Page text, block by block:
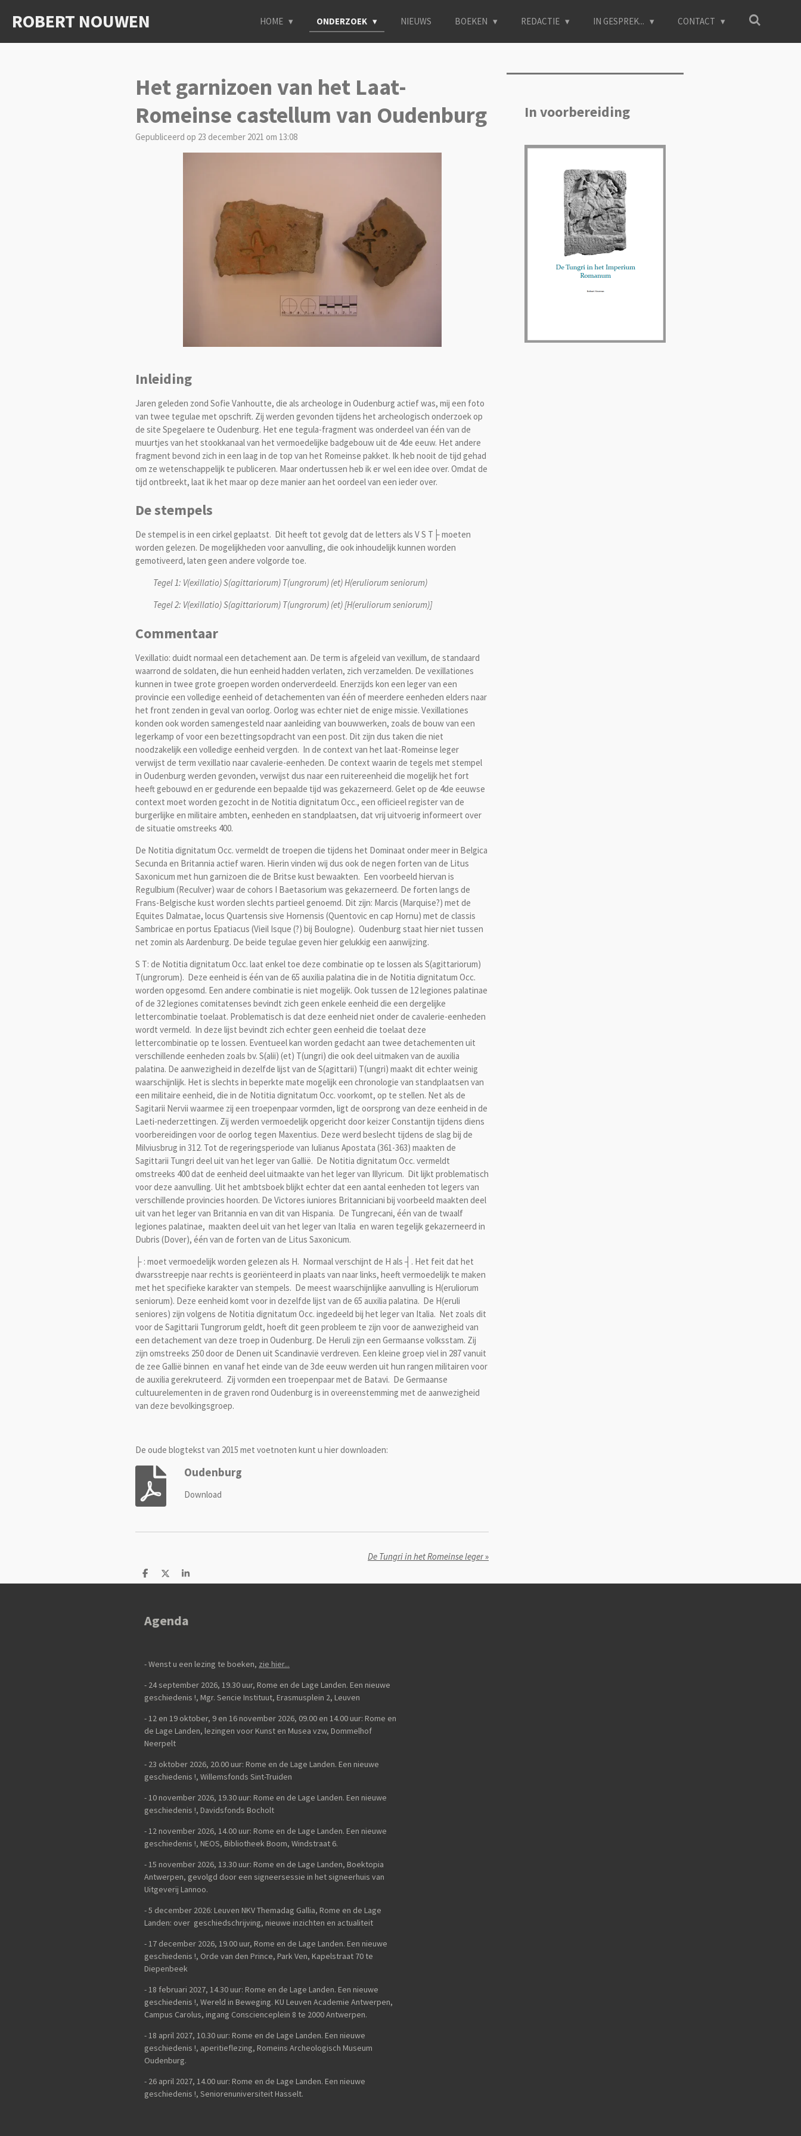
direct
ROBERT NOUWEN HOME ONDERZOEK NIEUWS BOEKEN REDACTIE IN GESPREK... CONTACT
Het garnizoen van het Laat-
Romeinse castellum van Oudenburg
Gepubliceerd op 23 december 2021 om 13:08
Inleiding
Jaren geleden zond Sofie Vanhoutte, die als archeologe in Oudenburg actief was, mij een foto
van twee tegulae met opschrift. Zij werden gevonden tijdens het archeologisch onderzoek op
de site Spegelaere te Oudenburg. Het ene tegula-fragment was onderdeel van één van de
muurtjes van het stookkanaal van het vermoedelijke badgebouw uit de 4de eeuw. Het andere
fragment bevond zich in een laag in de top van het Romeinse pakket. Ik heb nooit de tijd gehad
om ze wetenschappelijk te publiceren. Maar ondertussen heb ik er wel een idee over. Omdat de
tijd ontbreekt, laat ik het maar op deze manier aan het oordeel van een ieder over.
De stempels
De stempel is in een cirkel geplaatst. Dit heeft tot gevolg dat de letters als V S T├ moeten
worden gelezen. De mogelijkheden voor aanvulling, die ook inhoudelijk kunnen worden
gemotiveerd, laten geen andere volgorde toe.
Tegel 1: V(exillatio) S(agittariorum) T(ungrorum) (et) H(eruliorum seniorum)
Tegel 2: V(exillatio) S(agittariorum) T(ungrorum) (et) [H(eruliorum seniorum)]
Commentaar
Vexillatio: duidt normaal een detachement aan. De term is afgeleid van vexillum, de standaard
waarrond de soldaten, die hun eenheid hadden verlaten, zich verzamelden. De vexillationes
kunnen in twee grote groepen worden onderverdeeld. Enerzijds kon een leger van een
provincie een volledige eenheid of detachementen van één of meerdere eenheden elders naar
het front zenden in geval van oorlog. Oorlog was echter niet de enige missie. Vexillationes
konden ook worden samengesteld naar aanleiding van bouwwerken, zoals de bouw van een
legerkamp of voor een bezettingsopdracht van een post. Dit zijn dus taken die niet
noodzakelijk een volledige eenheid vergden. In de context van het laat-Romeinse leger
verwijst de term vexillatio naar cavalerie-eenheden. De context waarin de tegels met stempel
in Oudenburg werden gevonden, verwijst dus naar een ruitereenheid die mogelijk het fort
heeft gebouwd en er gedurende een bepaalde tijd was gekazerneerd. Gelet op de 4de eeuwse
context moet worden gezocht in de Notitia dignitatum Occ., een officieel register van de
burgerlijke en militaire ambten, eenheden en standplaatsen, dat vrij uitvoerig informeert over
de situatie omstreeks 400.
De Notitia dignitatum Occ. vermeldt de troepen die tijdens het Dominaat onder meer in Belgica
Secunda en Britannia actief waren. Hierin vinden wij dus ook de negen forten van de Litus
Saxonicum met hun garnizoen die de Britse kust bewaakten. Een voorbeeld hiervan is
Regulbium (Reculver) waar de cohors I Baetasorium was gekazerneerd. De forten langs de
Frans-Belgische kust worden slechts partieel genoemd. Dit zijn: Marcis (Marquise?) met de
Equites Dalmatae, locus Quartensis sive Hornensis (Quentovic en cap Hornu) met de classis
Sambricae en portus Epatiacus (Vieil Isque (?) bij Boulogne). Oudenburg staat hier niet tussen
net zomin als Aardenburg. De beide tegulae geven hier gelukkig een aanwijzing.
S T: de Notitia dignitatum Occ. laat enkel toe deze combinatie op te lossen als S(agittariorum)
T(ungrorum). Deze eenheid is één van de 65 auxilia palatina die in de Notitia dignitatum Occ.
worden opgesomd. Een andere combinatie is niet mogelijk. Ook tussen de 12 legiones palatinae
of de 32 legiones comitatenses bevindt zich geen enkele eenheid die een dergelijke
lettercombinatie toelaat. Problematisch is dat deze eenheid niet onder de cavalerie-eenheden
wordt vermeld. In deze lijst bevindt zich echter geen eenheid die toelaat deze
lettercombinatie op te lossen. Eventueel kan worden gedacht aan twee detachementen uit
verschillende eenheden zoals bv. S(alii) (et) T(ungri) die ook deel uitmaken van de auxilia
palatina. De aanwezigheid in dezelfde lijst van de S(agittarii) T(ungri) maakt dit echter weinig
waarschijnlijk. Het is slechts in beperkte mate mogelijk een chronologie van standplaatsen van
een militaire eenheid, die in de Notitia dignitatum Occ. voorkomt, op te stellen. Net als de
Sagitarii Nervii waarmee zij een troepenpaar vormden, ligt de oorsprong van deze eenheid in de
Laeti-nederzettingen. Zij werden vermoedelijk opgericht door keizer Constantijn tijdens diens
voorbereidingen voor de oorlog tegen Maxentius. Deze werd beslecht tijdens de slag bij de
Milviusbrug in 312. Tot de regeringsperiode van Iulianus Apostata (361-363) maakten de
Sagittarii Tungri deel uit van het leger van Gallië. De Notitia dignitatum Occ. vermeldt
omstreeks 400 dat de eenheid deel uitmaakte van het leger van Illyricum. Dit lijkt problematisch
voor deze aanvulling. Uit het ambtsboek blijkt echter dat een aantal eenheden tot legers van
verschillende provincies hoorden. De Victores iuniores Britanniciani bij voorbeeld maakten deel
uit van het leger van Britannia en van dit van Hispania. De Tungrecani, één van de twaalf
legiones palatinae, maakten deel uit van het leger van Italia en waren tegelijk gekazerneerd in
Dubris (Dover), één van de forten van de Litus Saxonicum.
├ : moet vermoedelijk worden gelezen als H. Normaal verschijnt de H als ┤. Het feit dat het
dwarsstreepje naar rechts is georiënteerd in plaats van naar links, heeft vermoedelijk te maken
met het specifieke karakter van stempels. De meest waarschijnlijke aanvulling is H(eruliorum
seniorum). Deze eenheid komt voor in dezelfde lijst van de 65 auxilia palatina. De H(eruli
seniores) zijn volgens de Notitia dignitatum Occ. ingedeeld bij het leger van Italia. Net zoals dit
voor de Sagittarii Tungrorum geldt, hoeft dit geen probleem te zijn voor de aanwezigheid van
een detachement van deze troep in Oudenburg. De Heruli zijn een Germaanse volksstam. Zij
zijn omstreeks 250 door de Denen uit Scandinavië verdreven. Een kleine groep viel in 287 vanuit
de zee Gallië binnen en vanaf het einde van de 3de eeuw werden uit hun rangen militairen voor
de auxilia gerekruteerd. Zij vormden een troepenpaar met de Batavi. De Germaanse
cultuurelementen in de graven rond Oudenburg is in overeenstemming met de aanwezigheid
van deze bevolkingsgroep.
De oude blogtekst van 2015 met voetnoten kunt u hier downloaden:
Oudenburg
Download
De Tungri in het Romeinse leger»
D
e
D
e
S
h
In voorbereiding
Agenda
- Wenst u een lezing te boeken, zie hier...
- 24 september 2026, 19.30 uur, Rome en de Lage Landen. Een nieuwe
geschiedenis !, Mgr. Sencie Instituut, Erasmusplein 2, Leuven
-12 en 19 oktober, 9 en 16 november 2026, 09.00 en 14.00 uur: Rome en
de Lage Landen, lezingen voor Kunst en Musea vzw, Dommelhof
Neerpelt
- 23 oktober 2026, 20.00 uur: Rome en de Lage Landen. Een nieuwe
geschiedenis !, Willemsfonds Sint-Truiden
- 10 november 2026, 19.30 uur: Rome en de Lage Landen. Een nieuwe
geschiedenis !, Davidsfonds Bocholt
- 12 november 2026, 14.00 uur: Rome en de Lage Landen. Een nieuwe
geschiedenis !, NEOS, Bibliotheek Boom, Windstraat 6.
- 15 november 2026, 13.30 uur: Rome en de Lage Landen, Boektopia
Antwerpen, gevolgd door een signeersessie in het signeerhuis van
Uitgeverij Lannoo.
- 5 december 2026: Leuven NKV Themadag Gallia, Rome en de Lage
Landen: over geschiedschrijving, nieuwe inzichten en actualiteit
-17 december 2026, 19.00 uur, Rome en de Lage Landen. Een nieuwe
geschiedenis !, Orde van den Prince, Park Ven, Kapelstraat 70 te
Diepenbeek
- 18 februari 2027, 14.30 uur: Rome en de Lage Landen. Een nieuwe
geschiedenis !, Wereld in Beweging. KU Leuven Academie Antwerpen,
Campus Carolus, ingang Conscienceplein 8 te 2000 Antwerpen.
- 18 april 2027, 10.30 uur: Rome en de Lage Landen. Een nieuwe
geschiedenis !, aperitieflezing, Romeins Archeologisch Museum
Oudenburg.
- 26 april 2027, 14.00 uur: Rome en de Lage Landen. Een nieuwe
geschiedenis !, Seniorenuniversiteit Hasselt.